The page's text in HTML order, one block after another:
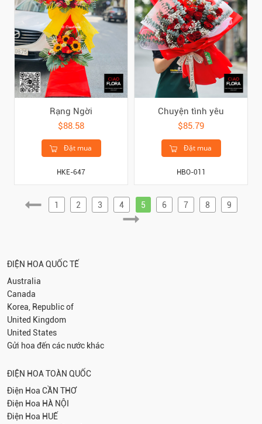
Rạng Ngời
$88.58
Đặt mua
HKE-647
Chuyện tình yêu
$85.79
Đặt mua
HBO-011
1 2 3 4 5 6 7 8 9
ĐIỆN HOA QUỐC TẾ
Australia
Canada
Korea, Republic of
United Kingdom
United States
Gửi hoa đến các nước khác
ĐIỆN HOA TOÀN QUỐC
Điện Hoa CẦN THƠ
Điện Hoa HÀ NỘI
Điện Hoa HUẾ